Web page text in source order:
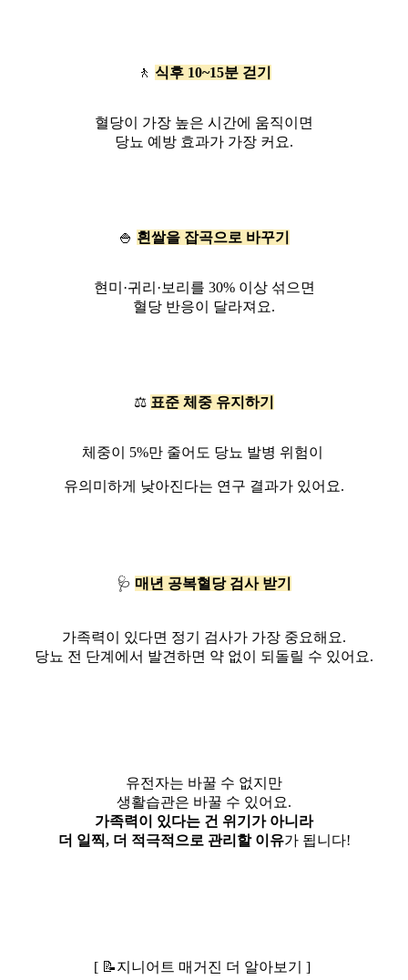
🚶 식후 10~15분 걷기
혈당이 가장 높은 시간에 움직이면
당뇨 예방 효과가 가장 커요.
🍚 흰쌀을 잡곡으로 바꾸기
현미·귀리·보리를 30% 이상 섞으면
혈당 반응이 달라져요.
⚖️ 표준 체중 유지하기
체중이 5%만 줄어도 당뇨 발병 위험이
유의미하게 낮아진다는 연구 결과가 있어요.
🩺 매년 공복혈당 검사 받기
가족력이 있다면 정기 검사가 가장 중요해요.
당뇨 전 단계에서 발견하면 약 없이 되돌릴 수 있어요.
유전자는 바꿀 수 없지만
생활습관은 바꿀 수 있어요.
가족력이 있다는 건 위기가 아니라
더 일찍, 더 적극적으로 관리할 이유가 됩니다!
[ 📝지니어트 매거진 더 알아보기 ]